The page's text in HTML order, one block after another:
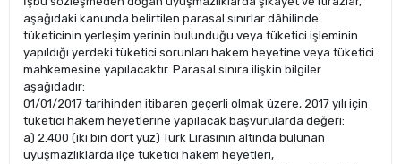
aşağıdaki kanunda belirtilen parasal sınırlar dâhilinde
tüketicinin yerleşim yerinin bulunduğu veya tüketici işleminin
yapıldığı yerdeki tüketici sorunları hakem heyetine veya tüketici
mahkemesine yapılacaktır. Parasal sınıra ilişkin bilgiler
aşağıdadır:
01/01/2017 tarihinden itibaren geçerli olmak üzere, 2017 yılı için
tüketici hakem heyetlerine yapılacak başvurularda değeri:
a) 2.400 (iki bin dört yüz) Türk Lirasının altında bulunan
uyuşmazlıklarda ilçe tüketici hakem heyetleri,